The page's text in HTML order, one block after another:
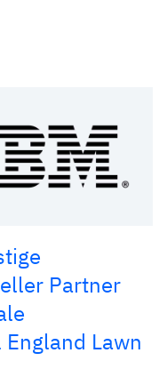
Partner
Lawn